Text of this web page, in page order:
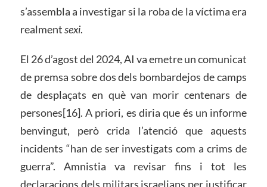
s’assembla a investigar si la roba de la víctima era
realmentsexi.
El 26 d’agost del 2024, AI va emetre un comunicat
de premsa sobre dos dels bombardejos de camps
de desplaçats en què van morir centenars de
persones[16]. A priori, es diria que és un informe
benvingut, però crida l’atenció que aquests
incidents “han de ser investigats com a crims de
guerra”. Amnistia va revisar fins i tot les
declaracions dels militars israelians per justificar